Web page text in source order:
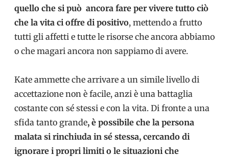
quello che si può ancora fare per vivere tutto ciò
che la vita ci offre di positivo, mettendo a frutto
tutti gli affetti e tutte le risorse che ancora abbiamo
o che magari ancora non sappiamo di avere.
Kate ammette che arrivare a un simile livello di
accettazione non è facile, anzi è una battaglia
costante con sé stessi e con la vita. Di fronte a una
sfida tanto grande, è possibile che la persona
malata si rinchiuda in sé stessa, cercando di
ignorare i propri limiti o le situazioni che